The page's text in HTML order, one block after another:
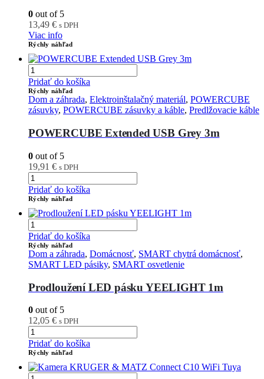
0 out of 5
13,49 € s DPH
Viac info
Rýchly náhľad
Pridať do košíka
Rýchly náhľad
Dom a záhrada, Elektroinštalačný materiál, POWERCUBE
zásuvky, POWERCUBE zásuvky a káble, Predlžovacie káble
POWERCUBE Extended USB Grey 3m
0 out of 5
19,91 € s DPH
Pridať do košíka
Rýchly náhľad
Pridať do košíka
Rýchly náhľad
Dom a záhrada, Domácnosť, SMART chytrá domácnosť,
SMART LED pásiky, SMART osvetlenie
Prodloužení LED pásku YEELIGHT 1m
0 out of 5
12,05 € s DPH
Pridať do košíka
Rýchly náhľad